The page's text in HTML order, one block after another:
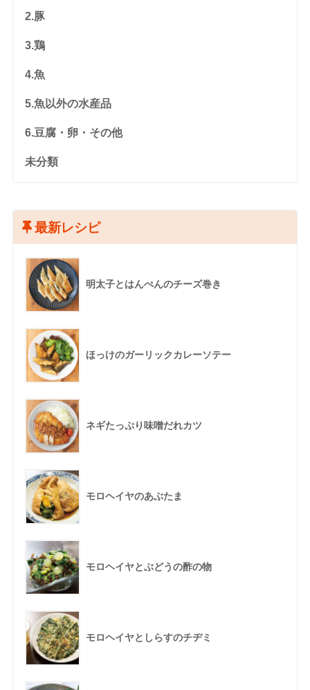
2.豚
3.鶏
4.魚
5.魚以外の水産品
6.豆腐・卵・その他
未分類
最新レシピ
明太子とはんぺんのチーズ巻き
ほっけのガーリックカレーソテー
ネギたっぷり味噌だれカツ
モロヘイヤのあぶたま
モロヘイヤとぶどうの酢の物
モロヘイヤとしらすのチヂミ